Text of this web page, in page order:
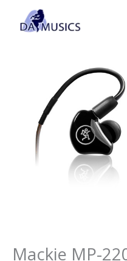
contenido
Mackie MP-